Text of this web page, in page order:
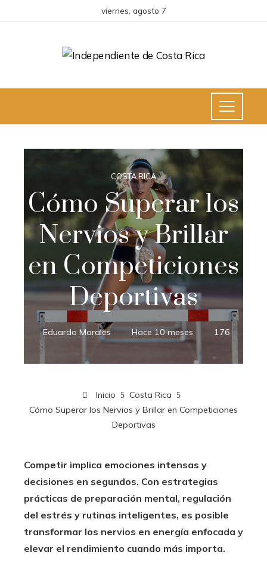
viernes, agosto 7
COSTA RICA
Cómo Superar los
Nervios y Brillar
en Competiciones
Deportivas
Eduardo Morales Hace 10 meses 176
Inicio
Costa Rica
Cómo Superar los Nervios y Brillar en Competiciones
Deportivas
Competir implica emociones intensas y
decisiones en segundos. Con estrategias
prácticas de preparación mental, regulación
del estrés y rutinas inteligentes, es posible
transformar los nervios en energía enfocada y
elevar el rendimiento cuando más importa.